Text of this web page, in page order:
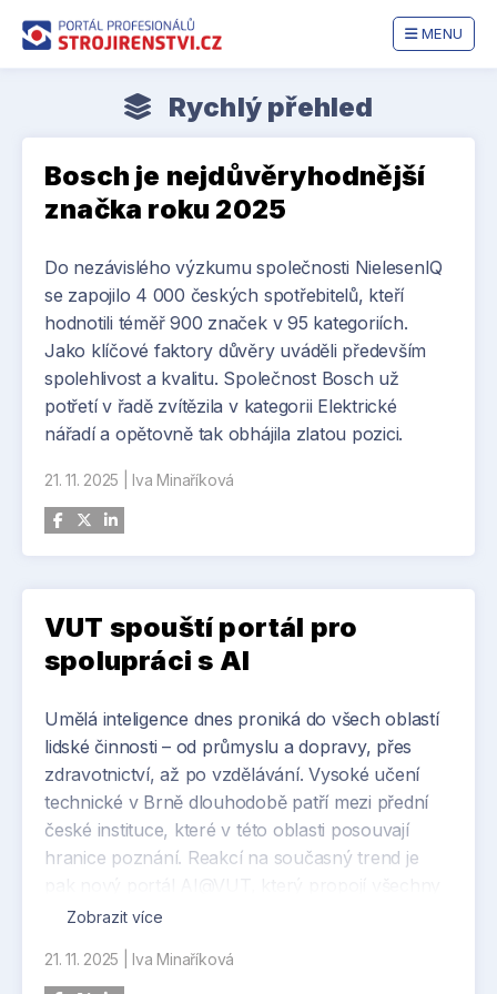
MENU
Rychlý přehled
Bosch je nejdůvěryhodnější
značka roku 2025
Do nezávislého výzkumu společnosti NielesenIQ
se zapojilo 4 000 českých spotřebitelů, kteří
hodnotili téměř 900 značek v 95 kategoriích.
Jako klíčové faktory důvěry uváděli především
spolehlivost a kvalitu. Společnost Bosch už
potřetí v řadě zvítězila v kategorii Elektrické
nářadí a opětovně tak obhájila zlatou pozici.
21. 11. 2025 Iva Minaříková
VUT spouští portál pro
spolupráci s AI
Umělá inteligence dnes proniká do všech oblastí
lidské činnosti – od průmyslu a dopravy, přes
zdravotnictví, až po vzdělávání. Vysoké učení
technické v Brně dlouhodobě patří mezi přední
české instituce, které v této oblasti posouvají
hranice poznání. Reakcí na současný trend je
aktivity v oblasti umělé inteligence napříč
všechny, kteří chtějí nahlédnout pod pokličku
Zobrazit více
21. 11. 2025 Iva Minaříková